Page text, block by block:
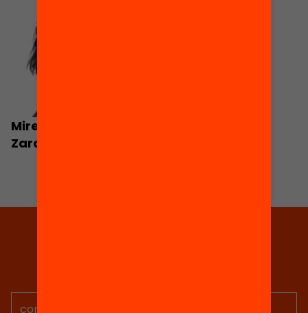
Mireia Civís
Zaragoza